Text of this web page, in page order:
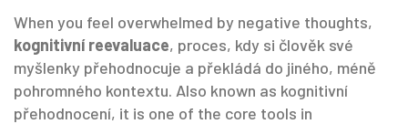
When you feel overwhelmed by negative thoughts,
kognitivní reevaluace, proces, kdy si člověk své
myšlenky přehodnocuje a překládá do jiného, méně
pohromného kontextu. Also known as kognitivní
přehodnocení, it is one of the core tools in